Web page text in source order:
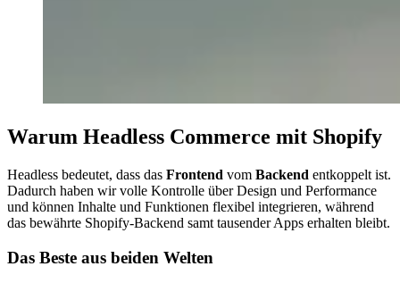
Warum Headless Commerce mit Shopify
Headless bedeutet, dass das Frontend vom Backend entkoppelt ist.
Dadurch haben wir volle Kontrolle über Design und Performance
und können Inhalte und Funktionen flexibel integrieren, während
das bewährte Shopify-Backend samt tausender Apps erhalten bleibt.
Das Beste aus beiden Welten